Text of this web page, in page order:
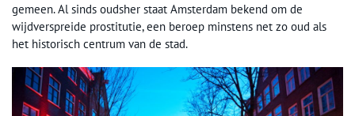
gemeen. Al sinds oudsher staat Amsterdam bekend om de
wijdverspreide prostitutie, een beroep minstens net zo oud als
het historisch centrum van de stad.